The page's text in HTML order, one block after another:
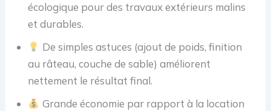
écologique pour des travaux extérieurs malins
et durables.
De simples astuces (ajout de poids, finition
au râteau, couche de sable) améliorent
nettement le résultat final.
Grande économie par rapport à la location